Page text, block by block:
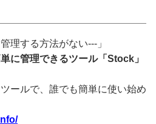
理する方法がない---」
に管理できるツール「Stock」
ールで、誰でも簡単に使い始め